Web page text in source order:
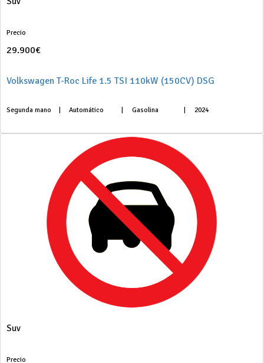
Precio
29.900€
Volkswagen T-Roc Life 1.5 TSI 110kW (150CV) DSG
Segunda mano Automático Gasolina 2024
Suv
Precio